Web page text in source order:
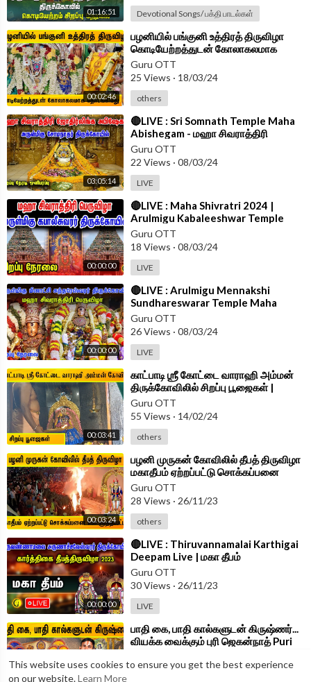
This website uses cookies to ensure you get the best experience
on our website.Learn More
01:16:51 Devotional Songs/ பக்தி பாடல்கள்
00:02:46
⁣பழனியில் பங்குனி உத்திரத் திருவிழா
கொடியேற்றத்துடன் கோலாகலமாக
தொடங்கியது | Pazhani panguni
urchavam
Guru OTT
25 Views · 18/03/24
others
03:05:14
⁣🔴LIVE : Sri Somnath Temple Maha
Abishegam - மஹா சிவராத்திரி
பெருவிழா | Mahashivaratri 2024
Guru OTT
22 Views · 08/03/24
LIVE
00:00:00
⁣🔴LIVE : Maha Shivratri 2024 |
Arulmigu Kabaleeshwar Temple
Maha Sivarathri Live
Guru OTT
18 Views · 08/03/24
LIVE
00:00:00
⁣🔴LIVE : Arulmigu Mennakshi
Sundhareswarar Temple Maha
Sivarathri Live | Maha Sivarathri
Live
Guru OTT
26 Views · 08/03/24
LIVE
00:03:41
⁣காட்பாடி ஶ்ரீ கோட்டை வாராஹி அம்மன்
திருக்கோவிலில் சிறப்பு பூஜைகள் |
Katpadi Varahi Amman Temple
Guru OTT
55 Views · 14/02/24
others
00:03:24
⁣பழனி முருகன் கோவிலில் தீபத் திருவிழா
மகாதீபம் ஏற்றப்பட்டு சொக்கப்பனை
கொளுத்தப்பட்டது | Deepam
Guru OTT
28 Views · 26/11/23
others
00:00:00
⁣🔴LIVE : Thiruvannamalai Karthigai
Deepam Live | மகா தீபம்
திருவண்ணாமலை தீபத் திருவிழா 2023
Guru OTT
30 Views · 26/11/23
LIVE
⁣பாதி கை, பாதி கால்களுடன் கிருஷ்ணர்...
வியக்க வைக்கும் புரி ஜெகன்நாத் Puri
34 Views·26/06/23